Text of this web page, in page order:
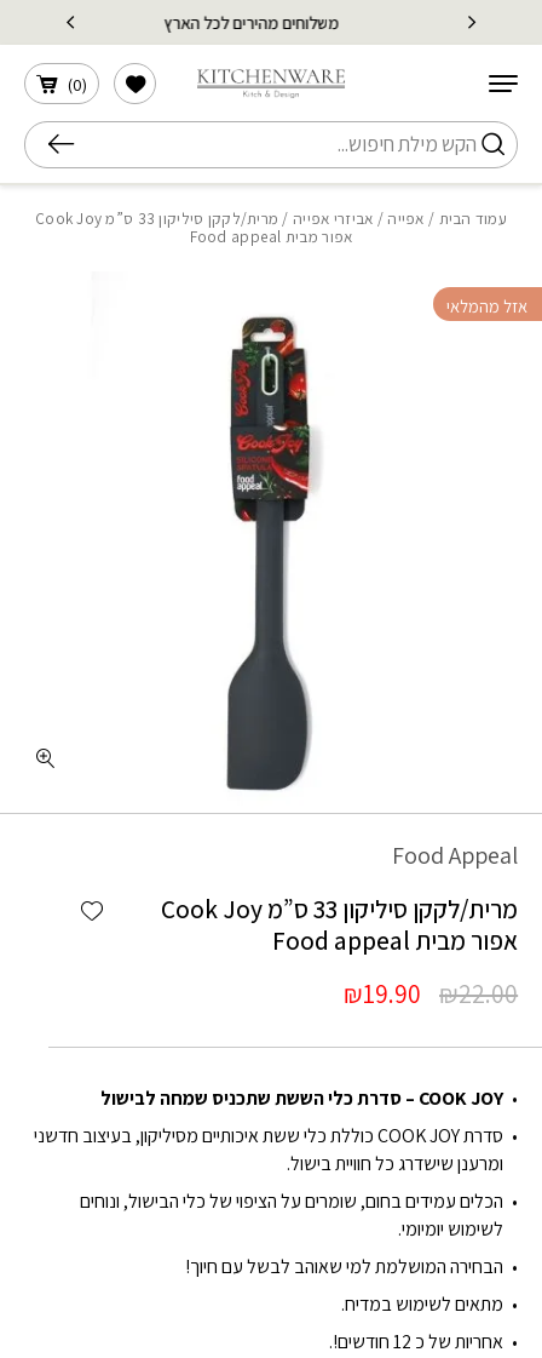
Skip to Content משלוחים מהירים לכל הארץ
חיפוש
(
0
)
הרשימה שלי
עמוד הבית / אפייה / אביזרי אפייה
/ מרית/לקקן סיליקון 33 ס”מ Cook Joy
אפור מבית Food appeal
Food Appeal
wishlist
מרית/לקקן סיליקון 33 ס”מ Cook Joy
אפור מבית Food appeal
₪22.00
המחיר
היה:
₪22.00.
₪19.90 המחיר
הוא:
₪19.90.
COOK JOY – סדרת כלי הששת שתכניס שמחה לבישול
סדרת COOK JOY כוללת כלי ששת איכותיים מסיליקון, בעיצוב חדשני
ומרענן שישדרג כל חוויית בישול.
הכלים עמידים בחום, שומרים על הציפוי של כלי הבישול, ונוחים
לשימוש יומיומי.
הבחירה המושלמת למי שאוהב לבשל עם חיוך!
מתאים לשימוש במדיח.
אחריות של כ 12 חודשים!.
אזל מהמלאי
בחזרה למעלה